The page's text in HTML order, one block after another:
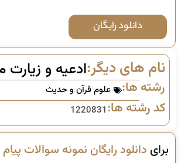
دانلود رایگان
نام های دیگر:ادعیه و زیارت
رشته ها: علوم قرآن و حدیث
کد رشته ها:1220831
برای دانلود رایگان نمونه سوالات پیام